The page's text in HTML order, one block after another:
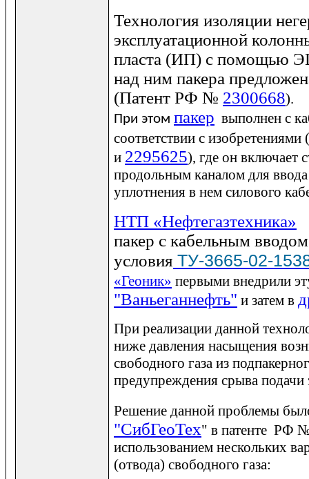
Технология изоляции
эксплуатационной
пласта (ИП) с помощью
над ним пакера
(Патент РФ № 2300668).
При этом пакер выполнен с
соответствии с
и 2295625), где он включает
продольным каналом для
уплотнения в нем силового
НТП «Нефтегазтехника»
пакер с кабельным
условия ТУ-3665-02-
«Геоник» первыми внедрили
"Ваньеганнефть" и затем в
При реализации данной
ниже давления насыщения
свободного газа из
предупреждения срыва подачи
Решение данной проблемы
"СибГеоТех" в патенте РФ
использованием нескольких
(отвода) свободного газа: